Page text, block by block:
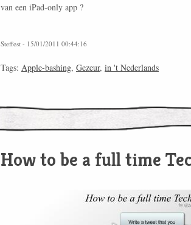
van een iPad-only app ?
Steffest - 15/01/2011 00:44:16
Tags: Apple-bashing, Gezeur, in 't Nederlands
How to be a full time